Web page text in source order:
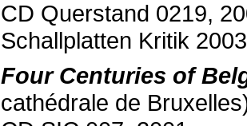
CD Querstand 0219,
Schallplatten Kritik
Four Centuries of
cathédrale de